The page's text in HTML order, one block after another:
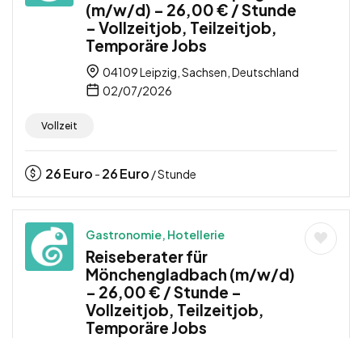
(m/w/d) – 26,00 € / Stunde
– Vollzeitjob, Teilzeitjob,
Temporäre Jobs
04109 Leipzig, Sachsen, Deutschland
02/07/2026
Vollzeit
26Euro - 26Euro / Stunde
Gastronomie, Hotellerie
Reiseberater für
Mönchengladbach (m/w/d)
– 26,00 € / Stunde –
Vollzeitjob, Teilzeitjob,
Temporäre Jobs